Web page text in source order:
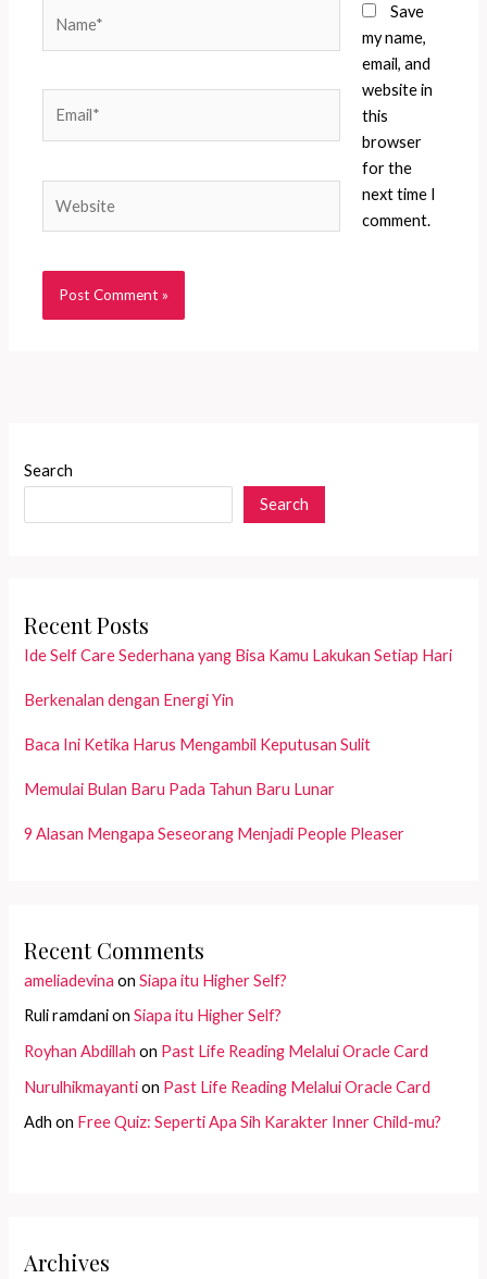
Save
my name,
email, and
website in
this
browser
for the
next time I
comment.
Search
Search
Recent Posts
Ide Self Care Sederhana yang Bisa Kamu Lakukan Setiap Hari
Berkenalan dengan Energi Yin
Baca Ini Ketika Harus Mengambil Keputusan Sulit
Memulai Bulan Baru Pada Tahun Baru Lunar
9 Alasan Mengapa Seseorang Menjadi People Pleaser
Recent Comments
ameliadevina onSiapa itu Higher Self?
Ruli ramdanionSiapa itu Higher Self?
Royhan Abdillah on Past Life Reading Melalui Oracle Card
Nurulhikmayantion Past Life Reading Melalui Oracle Card
Adh on Free Quiz: Seperti Apa Sih Karakter Inner Child-mu?
Archives